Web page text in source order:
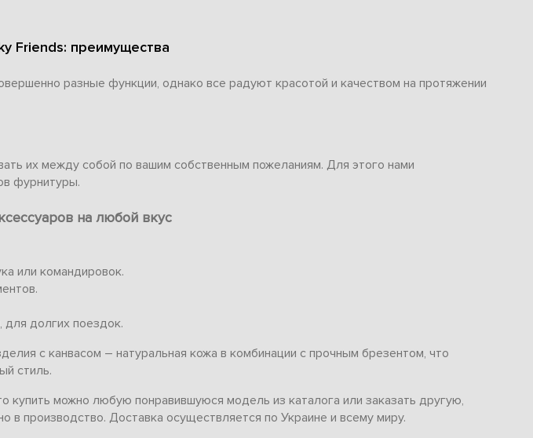
Friends: преимущества
разные функции, однако все радуют красотой и качеством на протяжении
их между собой по вашим собственным пожеланиям. Для этого нами
фурнитуры.
на любой вкус
или командировок.
долгих поездок.
с канвасом – натуральная кожа в комбинации с прочным брезентом, что
стиль.
купить можно любую понравившуюся модель из каталога или заказать другую,
производство. Доставка осуществляется по Украине и всему миру.